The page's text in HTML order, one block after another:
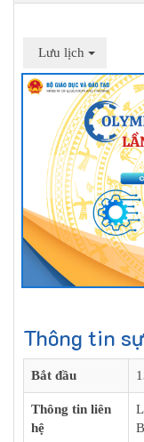
Lưu lịch
Thông tin
Bắt đầu
Thông tin liên
hệ